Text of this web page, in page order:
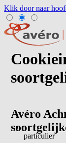
Klik door naar
particulier
Avéro